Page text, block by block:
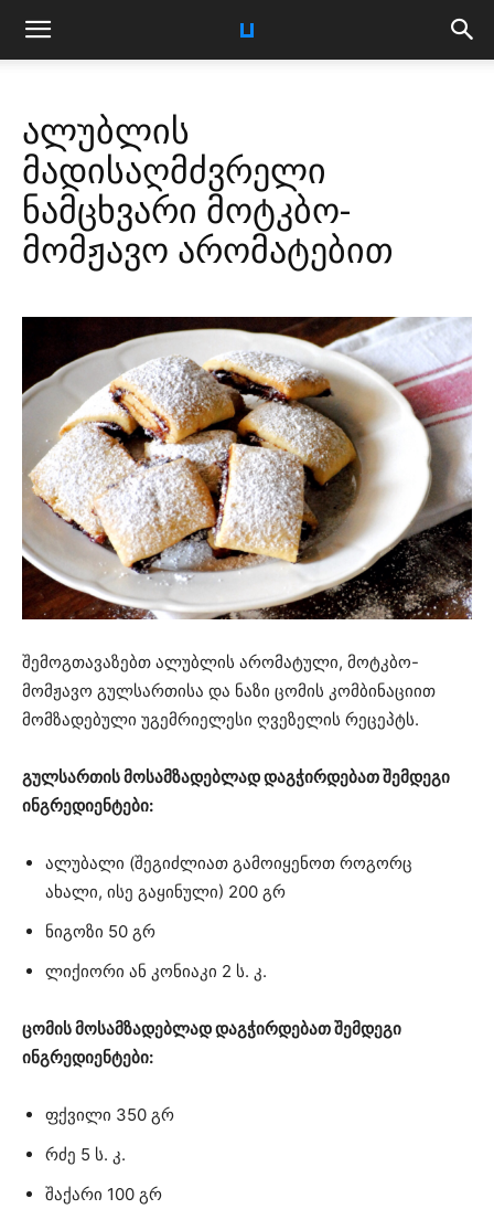
ალუბლის
მადისაღმძვრელი
ნამცხვარი მოტკბო-
მომჟავო არომატებით
შემოგთავაზებთ ალუბლის არომატული, მოტკბო-
მომჟავო გულსართისა და ნაზი ცომის კომბინაციით
მომზადებული უგემრიელესი ღვეზელის რეცეპტს.
გულსართის მოსამზადებლად დაგჭირდებათ შემდეგი
ინგრედიენტები:
ალუბალი (შეგიძლიათ გამოიყენოთ როგორც
ახალი, ისე გაყინული) 200 გრ
ნიგოზი 50 გრ
ლიქიორი ან კონიაკი 2 ს. კ.
ცომის მოსამზადებლად დაგჭირდებათ შემდეგი
ინგრედიენტები:
ფქვილი 350 გრ
რძე 5 ს. კ.
შაქარი 100 გრ